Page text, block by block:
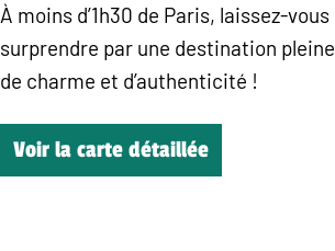
À moins d’1h30 de Paris, laissez-vous
surprendre par une destination pleine
de charme et d’authenticité !
Voir la carte détaillée